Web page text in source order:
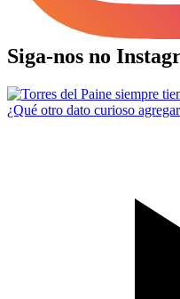
Siga-nos no